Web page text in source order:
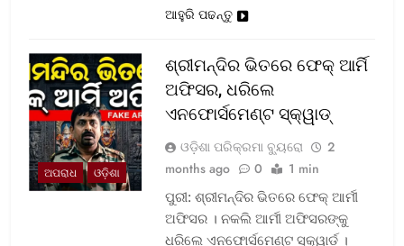
ଆହୁରି ପଢନ୍ତୁ
ଅପରାଧ ଓଡ଼ିଶା
ଶ୍ରୀମନ୍ଦିର ଭିତରେ ଫେକ୍ ଆର୍ମି
ଅଫିସର, ଧରିଲେ
ଏନଫୋର୍ସମେଣ୍ଟ ସ୍କ୍ୱାଡ୍‌
ଓଡ଼ିଶା ପରିକ୍ରମା ବ୍ୟୁରୋ
2
months ago
0 1 min
ପୁରୀ: ଶ୍ରୀମନ୍ଦିର ଭିତରେ ଫେକ୍ ଆର୍ମୀ
ଅଫିସର । ନକଲି ଆର୍ମୀ ଅଫିସରଙ୍କୁ
ଧରିଲେ ଏନଫୋର୍ସମେଣ୍ଟ ସ୍କ୍ୱାର୍ଡ ।